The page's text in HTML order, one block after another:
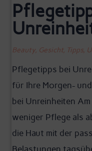
Beauty, Gesicht, Tipps,
Pflegetipps bei
für Ihre Morgen-
bei Unreinheiten
weniger Pflege als
die Haut mit der